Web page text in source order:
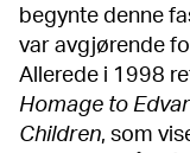
begynte denne
var avgjørende
Allerede i 1998
Homage to
Children, som